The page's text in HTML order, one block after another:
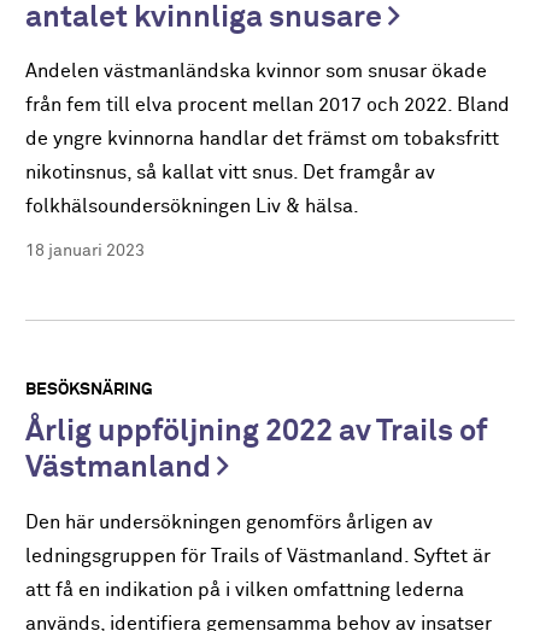
antalet kvinnliga snusare
Andelen västmanländska kvinnor som snusar ökade
från fem till elva procent mellan 2017 och 2022. Bland
de yngre kvinnorna handlar det främst om tobaksfritt
nikotinsnus, så kallat vitt snus. Det framgår av
folkhälsoundersökningen Liv & hälsa.
18 januari 2023
BESÖKSNÄRING
Årlig uppföljning 2022 av Trails of
Västmanland
Den här undersökningen genomförs årligen av
ledningsgruppen för Trails of Västmanland. Syftet är
att få en indikation på i vilken omfattning lederna
används, identifiera gemensamma behov av insatser